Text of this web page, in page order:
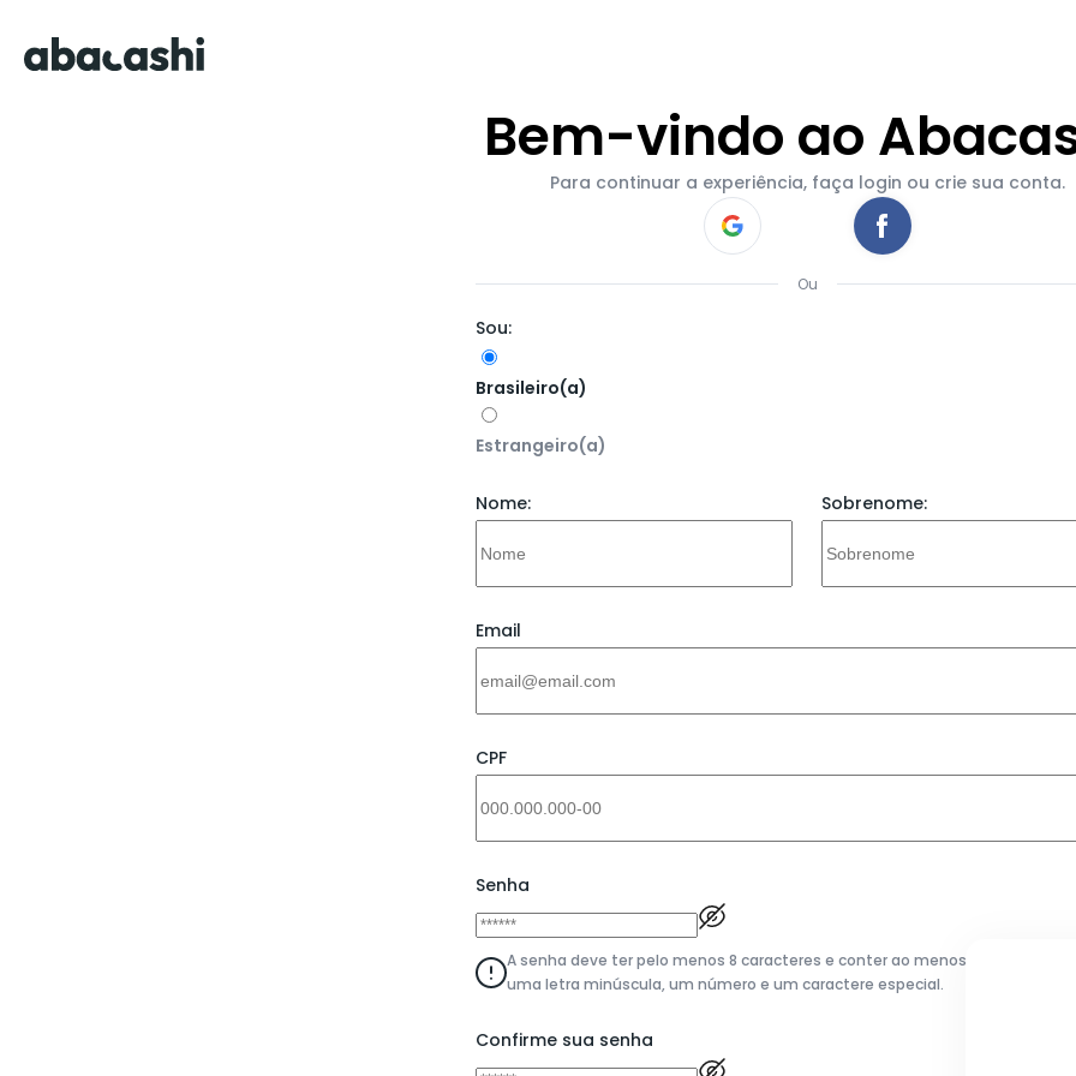
Bem-vindo ao
Para continuar a experiência, faça login ou crie sua conta.
Ou
Sou:
Brasileiro(a)
Estrangeiro(a)
Nome: Sobrenome:
Email
CPF
Senha
A senha deve ter pelo menos 8 caracteres e conter ao menos uma letra
uma letra minúscula, um número e um caractere especial.
Confirme sua senha